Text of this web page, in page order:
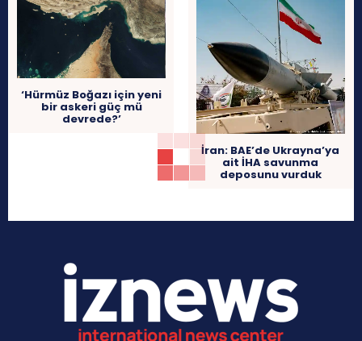
‘Hürmüz Boğazı için yeni
bir askeri güç mü
devrede?’
İran: BAE’de Ukrayna’ya
ait İHA savunma
deposunu vurduk